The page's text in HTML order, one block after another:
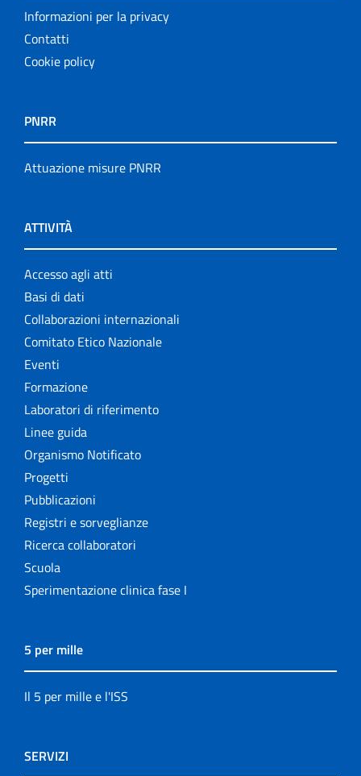
Informazioni per la privacy
Contatti
Cookie policy
PNRR
Attuazione misure PNRR
ATTIVITÀ
Accesso agli atti
Basi di dati
Collaborazioni internazionali
Comitato Etico Nazionale
Eventi
Formazione
Laboratori di riferimento
Linee guida
Organismo Notificato
Progetti
Pubblicazioni
Registri e sorveglianze
Ricerca collaboratori
Scuola
Sperimentazione clinica fase I
5 per mille
Il 5 per mille e l'ISS
SERVIZI